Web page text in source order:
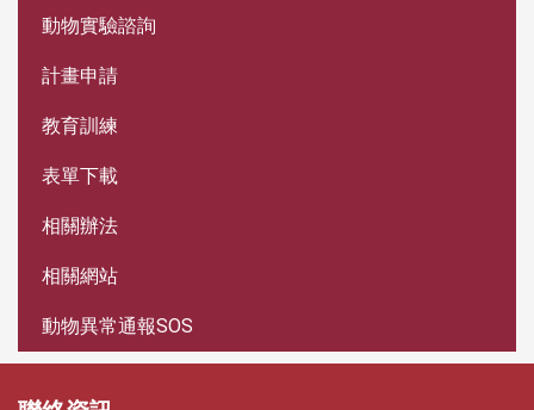
動物實驗諮詢
計畫申請
教育訓練
表單下載
相關辦法
相關網站
動物異常通報SOS